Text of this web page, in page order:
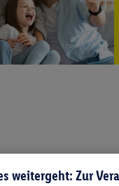
weitergeht: Zur